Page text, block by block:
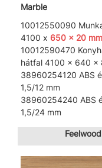
Marble
10012550090
4100 x 650 x 20 mm
10012590470
hátfal 4100 x 640 x
38960254120 ABS
1,5/12 mm
38960254240 ABS
1,5/24 mm